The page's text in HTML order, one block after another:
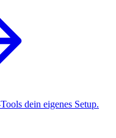
dein eigenes Setup.